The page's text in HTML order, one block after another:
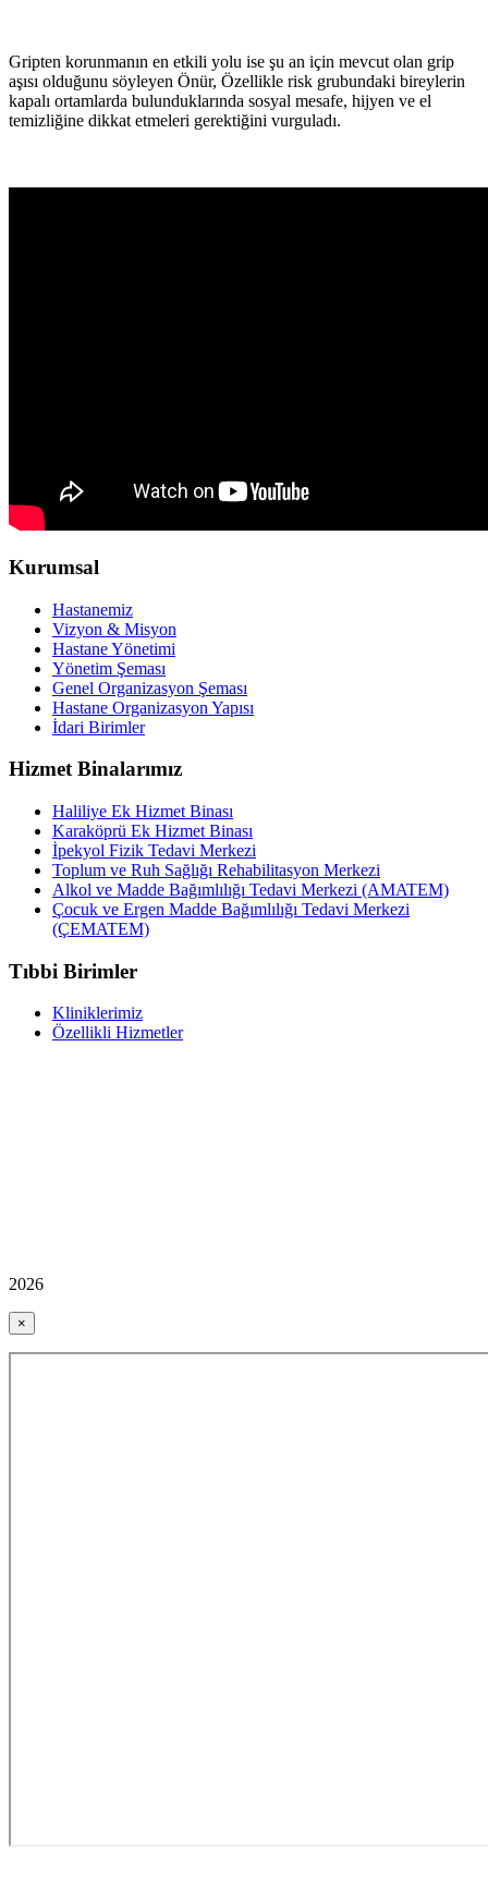
Gripten korunmanın en etkili yolu ise şu an için mevcut olan grip
aşısı olduğunu söyleyen Önür, Özellikle risk grubundaki bireylerin
kapalı ortamlarda bulunduklarında sosyal mesafe, hijyen ve el
temizliğine dikkat etmeleri gerektiğini vurguladı.
Kurumsal
Hastanemiz
Vizyon & Misyon
Hastane Yönetimi
Yönetim Şeması
Genel Organizasyon Şeması
Hastane Organizasyon Yapısı
İdari Birimler
Hizmet Binalarımız
Haliliye Ek Hizmet Binası
Karaköprü Ek Hizmet Binası
İpekyol Fizik Tedavi Merkezi
Toplum ve Ruh Sağlığı Rehabilitasyon Merkezi
Alkol ve Madde Bağımlılığı Tedavi Merkezi (AMATEM)
Çocuk ve Ergen Madde Bağımlılığı Tedavi Merkezi
(ÇEMATEM)
Tıbbi Birimler
Kliniklerimiz
Özellikli Hizmetler
2026
×